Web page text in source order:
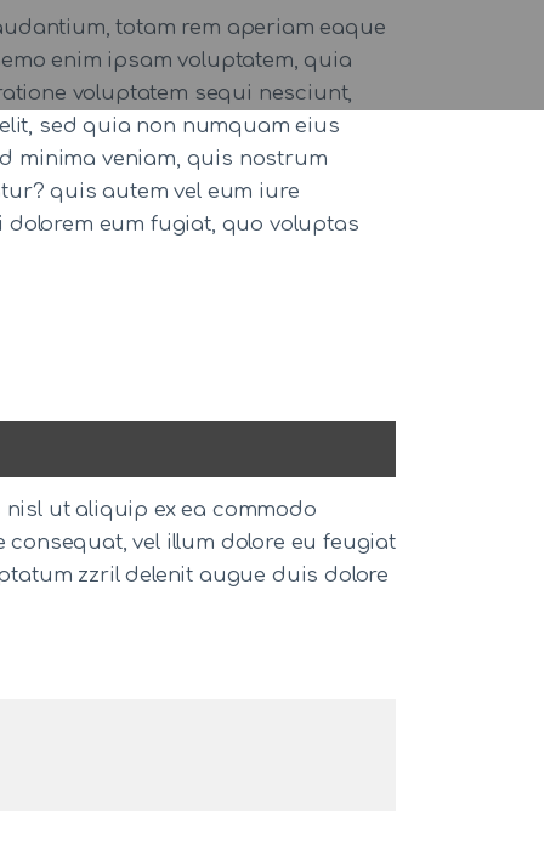
totam rem aperiam eaque
enim ipsam voluptatem, quia
voluptatem sequi nesciunt,
sed quia non numquam eius
minima veniam, quis nostrum
quis autem vel eum iure
dolorem eum fugiat, quo voluptas
ut aliquip ex ea commodo
vel illum dolore eu feugiat
zzril delenit augue duis dolore